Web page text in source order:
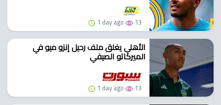
1 day ago 13
الأهلي يغلق ملف رحيل إنزو ميو في
الميركاتو الصيفي
1 day ago 13